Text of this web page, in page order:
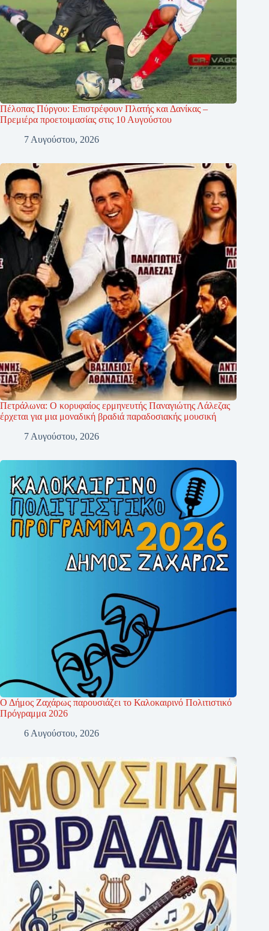
Πέλοπας Πύργου: Επιστρέφουν Πλατής και Δανίκας –
Πρεμιέρα προετοιμασίας στις 10 Αυγούστου
7 Αυγούστου, 2026
Πετράλωνα: Ο κορυφαίος ερμηνευτής Παναγιώτης Λάλεζας
έρχεται για μια μοναδική βραδιά παραδοσιακής μουσική
7 Αυγούστου, 2026
Ο Δήμος Ζαχάρως παρουσιάζει το Καλοκαιρινό Πολιτιστικό
Πρόγραμμα 2026
6 Αυγούστου, 2026